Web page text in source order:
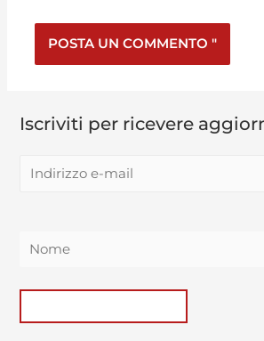
Iscriviti per ricevere